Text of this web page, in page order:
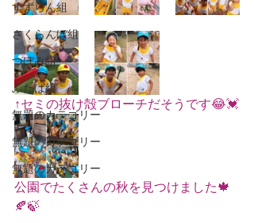
すずらん組
さくらんぼ組
つぼみ組
ふたば組
無題のカテゴリー
無題のカテゴリー
無題のカテゴリー
↑セミの抜け殻ブローチだそうです😂💓
公園でたくさんの秋を見つけました🍁
🍂🍃